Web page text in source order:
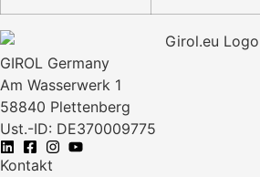
GIROL Germany
Am Wasserwerk 1
58840 Plettenberg
Ust.-ID: DE370009775
Kontakt